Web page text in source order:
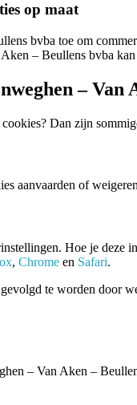
op maat
bvba toe om
– Beullens bvba
– Van
Dan zijn
aanvaarden of
Hoe je deze
, Chrome en Safari.
te worden door
– Van Aken –